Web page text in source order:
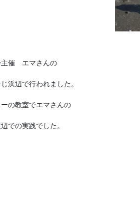
主催 エマさんの
浜辺で行われました。
の教室でエマさんの
での実践でした。